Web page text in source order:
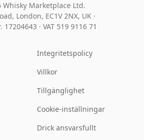
Whisky Marketplace Ltd.
London, EC1V 2NX, UK ·
17204643 · VAT 519 9116 71
Integritetspolicy
Villkor
Tillgänglighet
Cookie-inställningar
Drick ansvarsfullt